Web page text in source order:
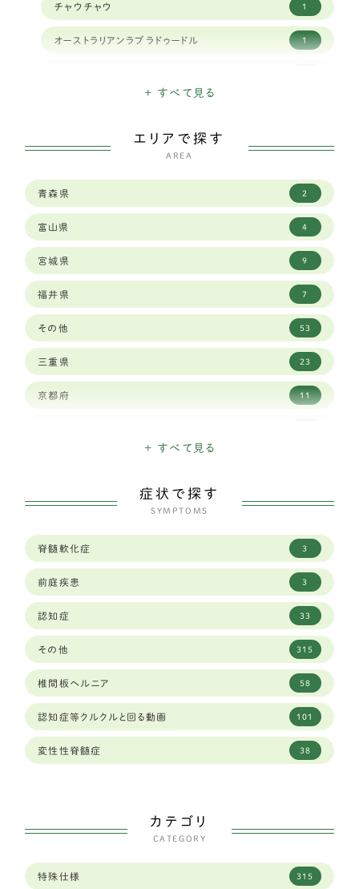
チャウチャウ 1
オーストラリアンラブラドゥードル 1
スタンダードプードル
ボーダーコリー 23
セントバーナード 2
バーニーズマウンテンドッグ 6
ロットワイラー 1
ワイマラナー 3
ゴールデンレトリバー 12
バーニーズマウンテン
オールドイングリッシュシープドッグ
グレートピレニーズ 6
レオンベルガー 1
ジャーマンシェパード 8
ラブラドールレトリーバー 59
秋田犬 2
ゴールデンレトリーバー 13
バセットハウンド 3
中型犬 289
+ すべて見る
エリアで探す
AREA
青森県 2
富山県 4
宮城県 9
福井県 7
その他 53
三重県 23
京都府 11
和歌山県 8
埼玉県 23
大分県 1
大阪府 34
奈良県 12
山口県 2
山形県 2
岐阜県 96
6
+ すべて見る
症状で探す
SYMPTOMS
脊髄軟化症 3
前庭疾患 3
認知症 33
その他 315
椎間板ヘルニア 58
認知症等クルクルと回る動画 101
変性性脊髄症 38
カテゴリ
CATEGORY
特殊仕様 315